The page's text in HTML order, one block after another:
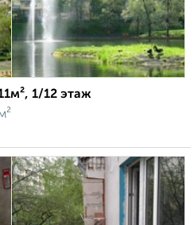
1/12 этаж